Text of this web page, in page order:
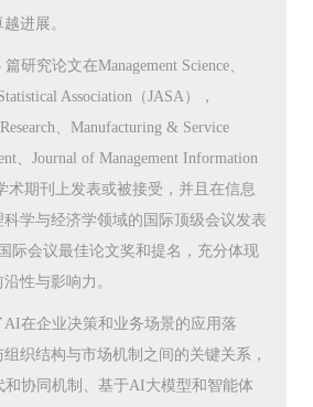
进展。
研究论文在Management Science、
Association（JASA），
、Manufacturing & Service
、Journal of Management Information
术期刊上发表或被接受，并且在信息
学与经济学领域的国际顶级会议发表
际会议最佳论文奖和提名，充分体现
性与影响力。
在企业决策和业务场景的应用落
织结构与市场机制之间的关键关系，
协同机制、基于AI大模型和智能体